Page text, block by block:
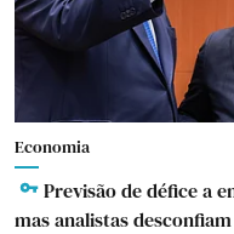
Economia
Previsão de défice a
mas analistas desconfiam